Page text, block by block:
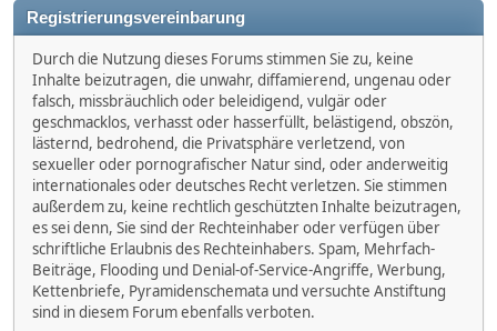
Registrierungsvereinbarung
Durch die Nutzung dieses Forums stimmen Sie zu, keine
Inhalte beizutragen, die unwahr, diffamierend, ungenau oder
falsch, missbräuchlich oder beleidigend, vulgär oder
geschmacklos, verhasst oder hasserfüllt, belästigend, obszön,
lästernd, bedrohend, die Privatsphäre verletzend, von
sexueller oder pornografischer Natur sind, oder anderweitig
internationales oder deutsches Recht verletzen. Sie stimmen
außerdem zu, keine rechtlich geschützten Inhalte beizutragen,
es sei denn, Sie sind der Rechteinhaber oder verfügen über
schriftliche Erlaubnis des Rechteinhabers. Spam, Mehrfach-
Beiträge, Flooding und Denial-of-Service-Angriffe, Werbung,
Kettenbriefe, Pyramidenschemata und versuchte Anstiftung
sind in diesem Forum ebenfalls verboten.